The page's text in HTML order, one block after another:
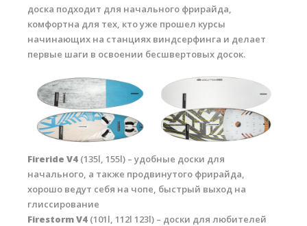
Прокат виндсерфинга и винг фойла
Классический серфинг и SUP
Обучение кайтсерфингу
Система скидок
доска подходит для начального фрирайда,
комфортна для тех, кто уже прошел курсы
начинающих на станциях виндсерфинга и делает
первые шаги в освоении бесшвертовых досок.
Fireride V4 (135l, 155l) – удобные доски для
начального, а также продвинутого фрирайда,
хорошо ведут себя на чопе, быстрый выход на
глиссирование
Firestorm V4 (101l, 112l 123l) – доски для любителей